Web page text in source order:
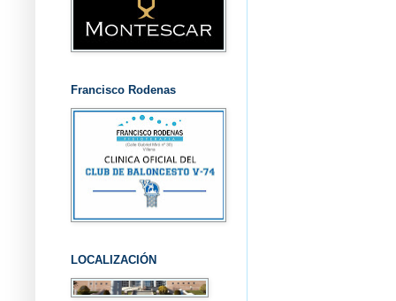
Francisco Rodenas
LOCALIZACIÓN